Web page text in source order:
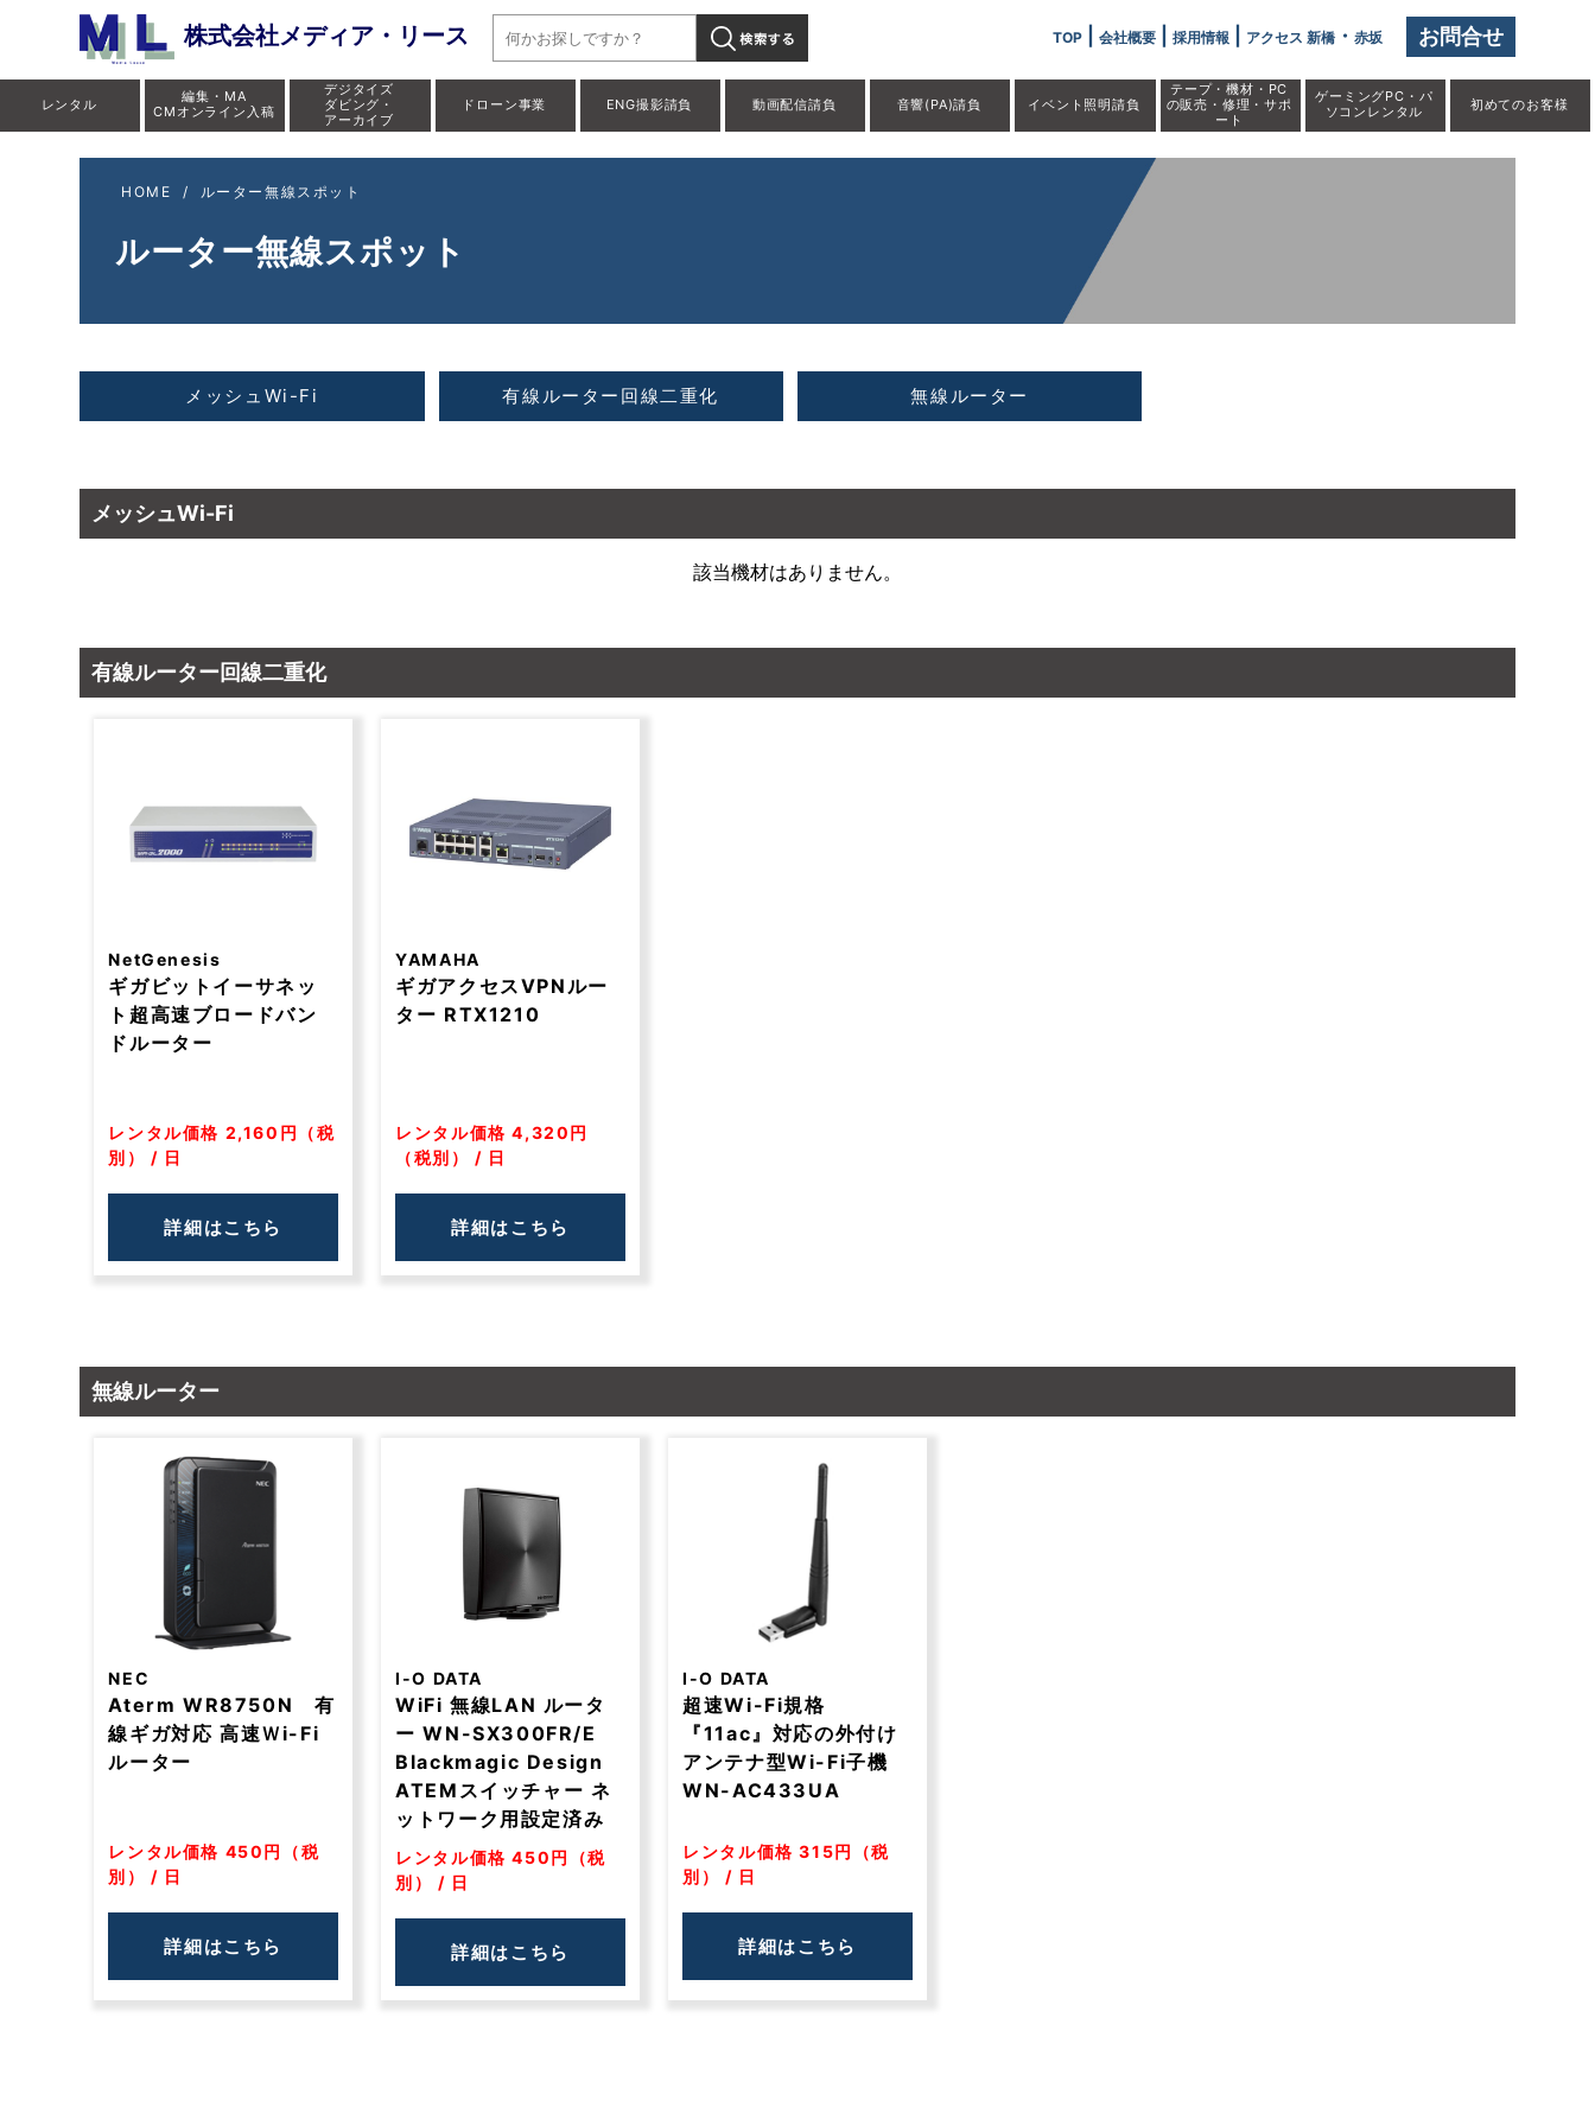
株式会社メディア・リース お問合せ
TOP| 会社概要| 採用情報 アクセス 新橋・ 赤坂
レンタル
編集・MA
CMオンライン入稿
デジタイズ
ダビング・
アーカイブ
ドローン事業 ENG撮影請負 動画配信請負 音響(PA)請負 イベント照明請負
テープ・機材・PC
の販売・修理・サポ
ート
ゲーミングPC・パ
ソコンレンタル
初めてのお客様
HOME / ルーター無線スポット
ルーター無線スポット
メッシュWi-Fi 有線ルーター回線二重化 無線ルーター
メッシュWi-Fi
該当機材はありません。
有線ルーター回線二重化
NetGenesis
ギガビットイーサネッ
ト超高速ブロードバン
ドルーター
レンタル価格 2,160円（税
別） / 日
詳細はこちら
YAMAHA
ギガアクセスVPNルー
ター RTX1210
レンタル価格 4,320円
（税別） / 日
詳細はこちら
無線ルーター
NEC
Aterm WR8750N 有
線ギガ対応 高速Ｗi-Fi
ルーター
レンタル価格 450円（税
別） / 日
詳細はこちら
I-O DATA
WiFi 無線LAN ルータ
ー WN-SX300FR/E
Blackmagic Design
ATEMスイッチャー ネ
ットワーク用設定済み
レンタル価格 450円（税
別） / 日
詳細はこちら
I-O DATA
超速Wi-Fi規格
『11ac』対応の外付け
アンテナ型Wi-Fi子機
WN-AC433UA
レンタル価格 315円（税
別） / 日
詳細はこちら